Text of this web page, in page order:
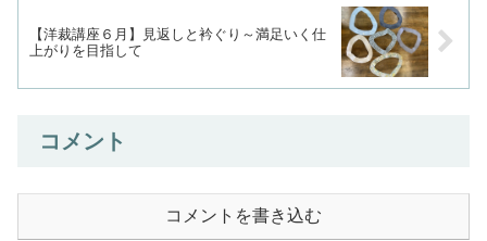
【洋裁講座６月】見返しと衿ぐり～満足いく仕
上がりを目指して
コメント
コメントを書き込む